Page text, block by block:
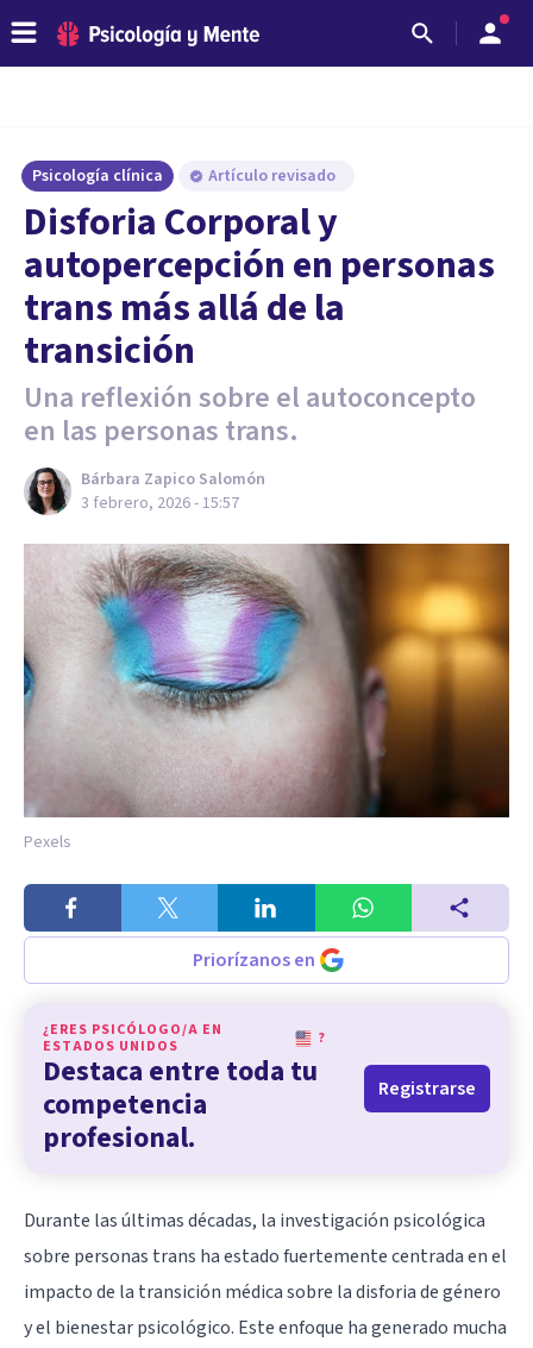
Psicología clínica Artículo revisado
Disforia Corporal y
autopercepción en personas
trans más allá de la
transición
Una reflexión sobre el autoconcepto
en las personas trans.
Bárbara Zapico Salomón
3 febrero, 2026 - 15:57
Pexels
Priorízanos en
¿ERES PSICÓLOGO/A EN
ESTADOS UNIDOS
?
Destaca entre toda tu
competencia
profesional.
Registrarse
Durante las últimas décadas, la investigación psicológica
sobre personas trans ha estado fuertemente centrada en el
impacto de la transición médica sobre la disforia de género
y el bienestar psicológico. Este enfoque ha generado mucha